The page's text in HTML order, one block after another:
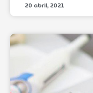
20 abril, 2021